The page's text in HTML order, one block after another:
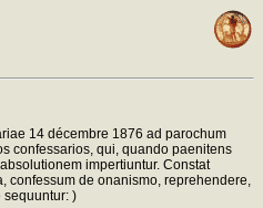
14 décembre 1876 ad parochum
confessarios, qui, quando paenitens
impertiuntur. Constat
confessum de onanismo, reprehendere,
sequuntur: )